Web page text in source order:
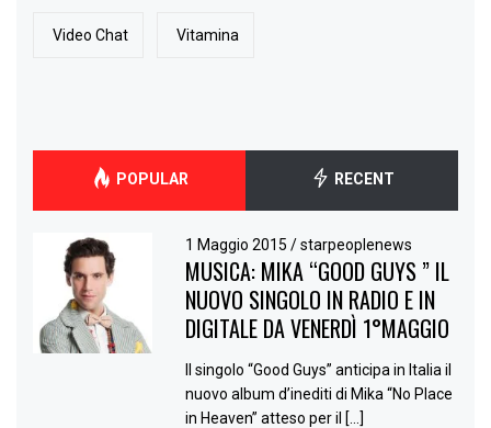
Video Chat Vitamina
POPULAR RECENT
1 Maggio 2015/ starpeoplenews
MUSICA: MIKA “GOOD GUYS ” IL
NUOVO SINGOLO IN RADIO E IN
DIGITALE DA VENERDÌ 1°MAGGIO
Il singolo “Good Guys” anticipa in Italia il
nuovo album d’inediti di Mika “No Place
in Heaven” atteso per il […]